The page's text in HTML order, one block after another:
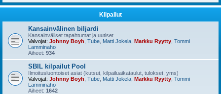
Kilpailut
Kansainvälinen biljardi
Kansainväliset tapahtumat ja uutiset
Valvojat: Johnny Boyh Tube Matti Jokela Markku Ryytty Tommi
Lamminaho
Aiheet: 934
SBIL kilpailut Pool
Ilmoitusluontoiset asiat (kutsut, kilpailuaikataulut, tulokset, yms)
Valvojat: Johnny Boyh Tube Matti Jokela Markku Ryytty Tommi
Lamminaho
Aiheet: 1642